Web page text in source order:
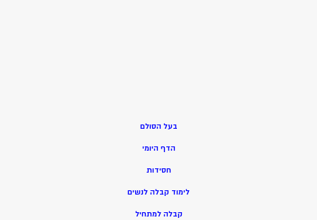
בעל הסולם
הדף היומי
חסידות
לימוד קבלה לנשים
קבלה למתחיל